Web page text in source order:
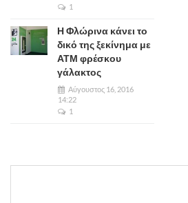
1
Η Φλώρινα κάνει το
δικό της ξεκίνημα με
ΑΤΜ φρέσκου
γάλακτος
Αύγουστος 16, 2016
14:22
1